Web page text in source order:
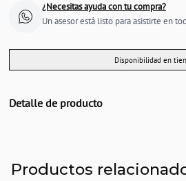
¿Necesitas ayuda con tu compra?
Un asesor está listo para asistirte en
Disponibilidad en
Detalle de producto
País de origen:
Productos